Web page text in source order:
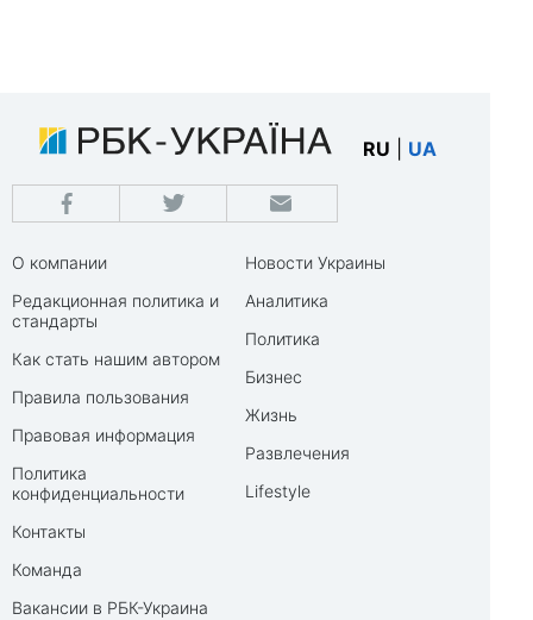
RU UA
О компании
Редакционная политика и
стандарты
Как стать нашим автором
Правила пользования
Правовая информация
Политика
конфиденциальности
Контакты
Команда
Вакансии в РБК-Украина
Новости Украины
Аналитика
Политика
Бизнес
Жизнь
Развлечения
Lifestyle